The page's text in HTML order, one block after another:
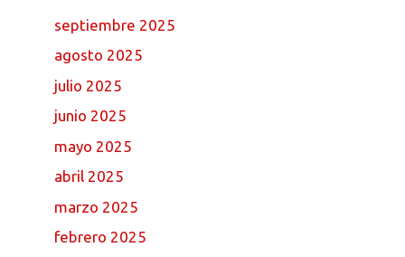
septiembre 2025
agosto 2025
julio 2025
junio 2025
mayo 2025
abril 2025
marzo 2025
febrero 2025